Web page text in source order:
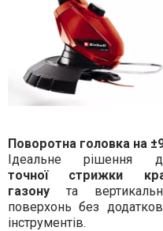
Поворотна головка на
Ідеальне рішення
точної стрижки
газонута
поверхонь без
інструментів.